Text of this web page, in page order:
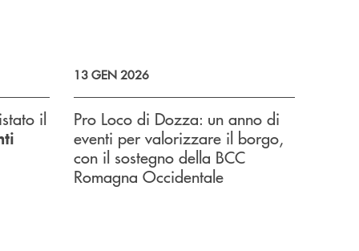
il
13 GEN 2026
Pro Loco di Dozza: un anno di
eventi per valorizzare il borgo,
con il sostegno della BCC
Romagna Occidentale